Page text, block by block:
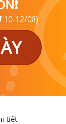
10-12/08)
tiết